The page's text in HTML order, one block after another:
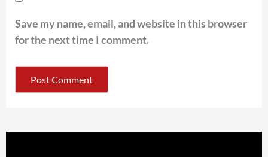
Save my name, email, and website in this browser
for the next time I comment.